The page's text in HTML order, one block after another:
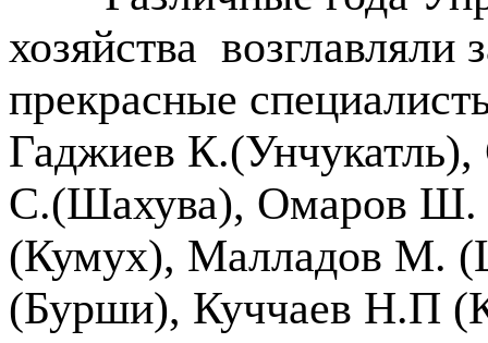
хозяйства возглавляли
прекрасные
Гаджиев
С.(Шахува), Омаров Ш.
(Кумух), Малладов М.
(Бурши), Куччаев Н.П